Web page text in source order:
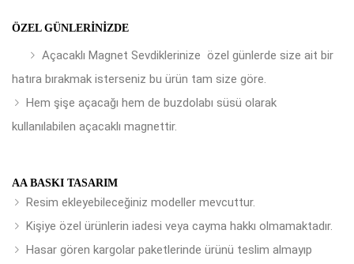
ÖZEL GÜNLERINIZDE
Açacaklı Magnet Sevdiklerinize özel günlerde size ait bir
hatıra bırakmak isterseniz bu ürün tam size göre.
Hem şişe açacağı hem de buzdolabı süsü olarak
kullanılabilen açacaklı magnettir.
AA BASKI TASARIM
Resim ekleyebileceğiniz modeller mevcuttur.
Kişiye özel ürünlerin iadesi veya cayma hakkı olmamaktadır.
Hasar gören kargolar paketlerinde ürünü teslim almayıp